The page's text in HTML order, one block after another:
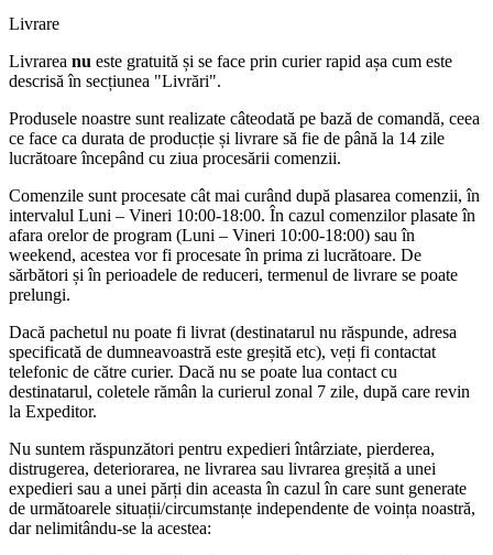
Livrare
Livrarea nu este gratuită și se face prin curier rapid așa cum este
descrisă în secțiunea "Livrări".
Produsele noastre sunt realizate câteodată pe bază de comandă, ceea
ce face ca durata de producție și livrare să fie de până la 14 zile
lucrătoare începând cu ziua procesării comenzii.
Comenzile sunt procesate cât mai curând după plasarea comenzii, în
intervalul Luni – Vineri 10:00-18:00. În cazul comenzilor plasate în
afara orelor de program (Luni – Vineri 10:00-18:00) sau în
weekend, acestea vor fi procesate în prima zi lucrătoare. De
sărbători și în perioadele de reduceri, termenul de livrare se poate
prelungi.
Dacă pachetul nu poate fi livrat (destinatarul nu răspunde, adresa
specificată de dumneavoastră este greșită etc), veți fi contactat
telefonic de către curier. Dacă nu se poate lua contact cu
destinatarul, coletele rămân la curierul zonal 7 zile, după care revin
la Expeditor.
Nu suntem răspunzători pentru expedieri întârziate, pierderea,
distrugerea, deteriorarea, ne livrarea sau livrarea greșită a unei
expedieri sau a unei părți din aceasta în cazul în care sunt generate
de următoarele situații/circumstanțe independente de voința noastră,
dar nelimitându-se la acestea: